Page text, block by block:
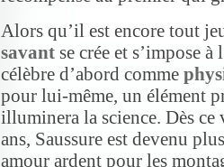
Alors qu’il est encore tout
savant se crée et s’impose
célèbre d’abord comme
pour lui-­même, un élément
illuminera la science. Dès
ans, Saussure est devenu
amour ardent pour les